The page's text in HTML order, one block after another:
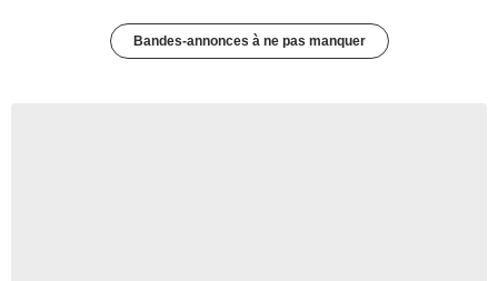
Bandes-annonces à ne pas manquer